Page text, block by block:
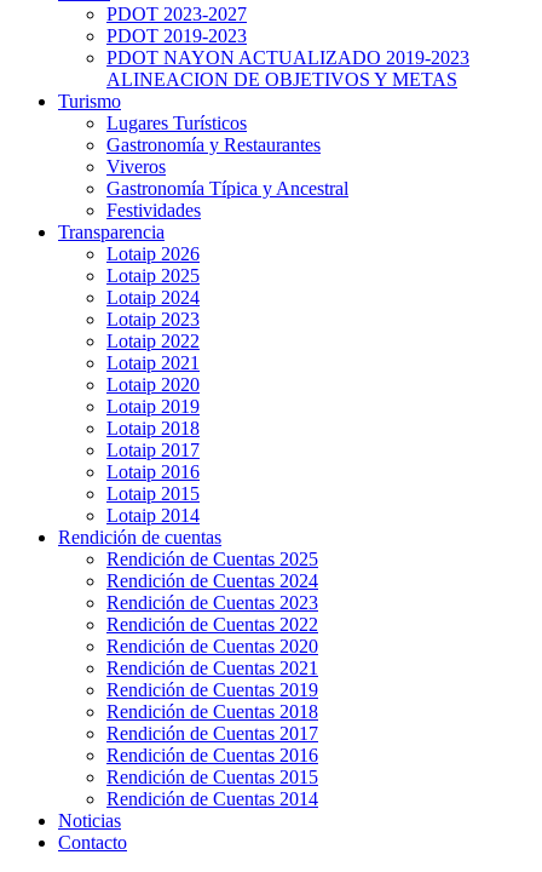
PDOT 2023-2027
PDOT 2019-2023
PDOT NAYON ACTUALIZADO 2019-2023
ALINEACION DE OBJETIVOS Y METAS
Turismo
Lugares Turísticos
Gastronomía y Restaurantes
Viveros
Gastronomía Típica y Ancestral
Festividades
Transparencia
Lotaip 2026
Lotaip 2025
Lotaip 2024
Lotaip 2023
Lotaip 2022
Lotaip 2021
Lotaip 2020
Lotaip 2019
Lotaip 2018
Lotaip 2017
Lotaip 2016
Lotaip 2015
Lotaip 2014
Rendición de cuentas
Rendición de Cuentas 2025
Rendición de Cuentas 2024
Rendición de Cuentas 2023
Rendición de Cuentas 2022
Rendición de Cuentas 2020
Rendición de Cuentas 2021
Rendición de Cuentas 2019
Rendición de Cuentas 2018
Rendición de Cuentas 2017
Rendición de Cuentas 2016
Rendición de Cuentas 2015
Rendición de Cuentas 2014
Noticias
Contacto